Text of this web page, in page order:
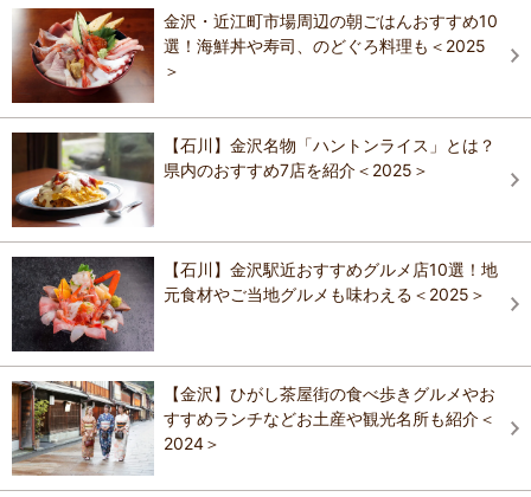
金沢・近江町市場周辺の朝ごはんおすすめ10
選！海鮮丼や寿司、のどぐろ料理も＜2025
＞
【石川】金沢名物「ハントンライス」とは？
県内のおすすめ7店を紹介＜2025＞
【石川】金沢駅近おすすめグルメ店10選！地
元食材やご当地グルメも味わえる＜2025＞
【金沢】ひがし茶屋街の食べ歩きグルメやお
すすめランチなどお土産や観光名所も紹介＜
2024＞